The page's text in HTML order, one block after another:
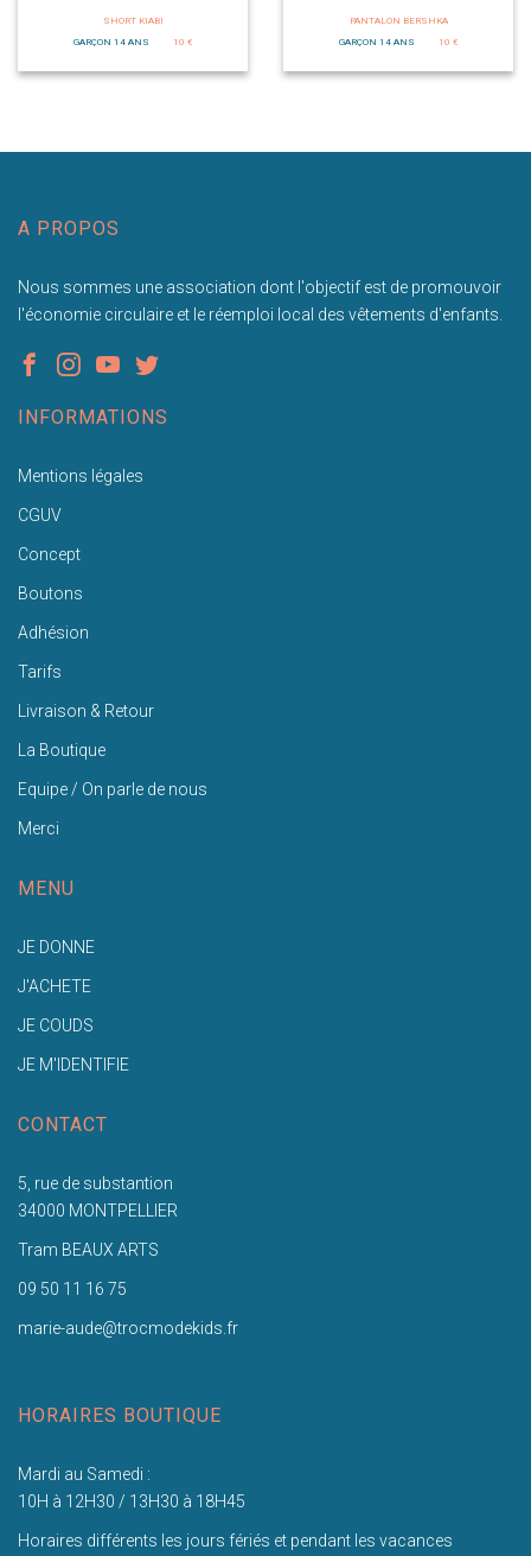
SHORT KIABI
GARÇON 14 ANS
10 €
PANTALON BERSHKA
GARÇON 14 ANS
10 €
A PROPOS
Nous sommes une association dont l'objectif est de promouvoir
l'économie circulaire et le réemploi local des vêtements d'enfants.
INFORMATIONS
Mentions légales
CGUV
Concept
Boutons
Adhésion
Tarifs
Livraison & Retour
La Boutique
Equipe / On parle de nous
Merci
MENU
JE DONNE
J'ACHETE
JE COUDS
JE M'IDENTIFIE
CONTACT
5, rue de substantion
34000 MONTPELLIER
Tram BEAUX ARTS
09 50 11 16 75
marie-aude@trocmodekids.fr
HORAIRES BOUTIQUE
Mardi au Samedi :
10H à 12H30 / 13H30 à 18H45
Horaires différents les jours fériés et pendant les vacances